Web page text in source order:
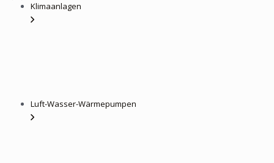
Klimaanlagen
Luft-Wasser-Wärmepumpen